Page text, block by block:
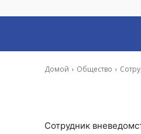
Домой Общество
два
Сотрудник